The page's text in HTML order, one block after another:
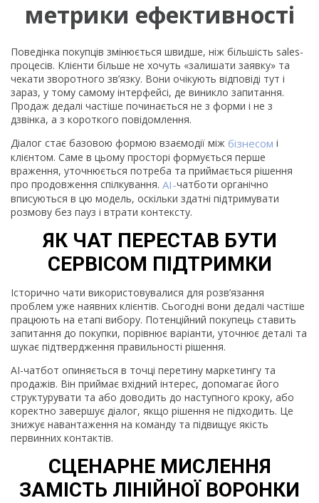
метрики ефективності
Поведінка покупців змінюється швидше, ніж більшість sales-
процесів. Клієнти більше не хочуть «залишати заявку» та
чекати зворотного зв’язку. Вони очікують відповіді тут і
зараз, у тому самому інтерфейсі, де виникло запитання.
Продаж дедалі частіше починається не з форми і не з
дзвінка, а з короткого повідомлення.
Діалог стає базовою формою взаємодії між бізнесом і
клієнтом. Саме в цьому просторі формується перше
враження, уточнюється потреба та приймається рішення
про продовження спілкування. AI-чатботи органічно
вписуються в цю модель, оскільки здатні підтримувати
розмову без пауз і втрати контексту.
ЯК ЧАТ ПЕРЕСТАВ БУТИ
СЕРВІСОМ ПІДТРИМКИ
Історично чати використовувалися для розв’язання
проблем уже наявних клієнтів. Сьогодні вони дедалі частіше
працюють на етапі вибору. Потенційний покупець ставить
запитання до покупки, порівнює варіанти, уточнює деталі та
шукає підтвердження правильності рішення.
AI-чатбот опиняється в точці перетину маркетингу та
продажів. Він приймає вхідний інтерес, допомагає його
структурувати та або доводить до наступного кроку, або
коректно завершує діалог, якщо рішення не підходить. Це
знижує навантаження на команду та підвищує якість
первинних контактів.
СЦЕНАРНЕ МИСЛЕННЯ
ЗАМІСТЬ ЛІНІЙНОЇ ВОРОНКИ